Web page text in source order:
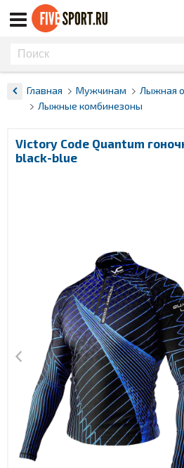
Главная Мужчинам
Лыжная
Лыжные комбинезоны
Victory Code Quantum
black-blue